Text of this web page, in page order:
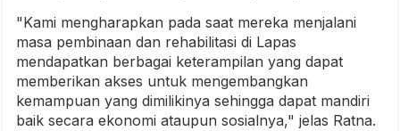
"Kami mengharapkan pada saat mereka menjalani
masa pembinaan dan rehabilitasi di Lapas
mendapatkan berbagai keterampilan yang dapat
memberikan akses untuk mengembangkan
kemampuan yang dimilikinya sehingga dapat mandiri
baik secara ekonomi ataupun sosialnya," jelas Ratna.